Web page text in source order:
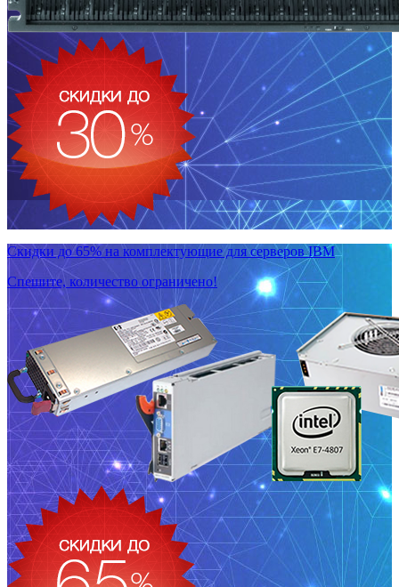
Скидки до 65% на комплектующие для серверов IBM
Спешите, количество ограничено!